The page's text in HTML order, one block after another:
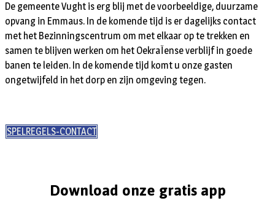
De gemeente Vught is erg blij met de voorbeeldige, duurzame
opvang in Emmaus. In de komende tijd is er dagelijks contact
met het Bezinningscentrum om met elkaar op te trekken en
samen te blijven werken om het OekraÏense verblijf in goede
banen te leiden. In de komende tijd komt u onze gasten
ongetwijfeld in het dorp en zijn omgeving tegen.
SPELREGELS-CONTACT
Download onze gratis app